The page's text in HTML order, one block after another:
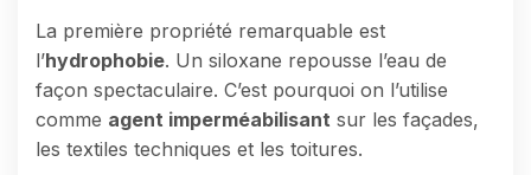
La première propriété remarquable est
l’hydrophobie. Un siloxane repousse l’eau de
façon spectaculaire. C’est pourquoi on l’utilise
comme agent imperméabilisant sur les façades,
les textiles techniques et les toitures.